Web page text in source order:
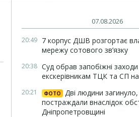
07.08.2026
20:49 7 корпус ДШВ розгортає
мережу сотового зв’язку
20:38 Суд обрав запобіжні
екскерівникам ТЦК та СП на
20:21 ФОТО
Дві людини
постраждали внаслідок
Дніпропетровщині